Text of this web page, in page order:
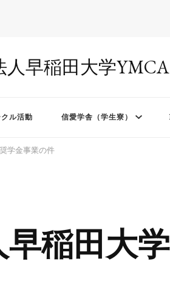
人早稲田大学YMCA
ル活動 信愛学舎（学生寮）
学金事業の件
早稲田